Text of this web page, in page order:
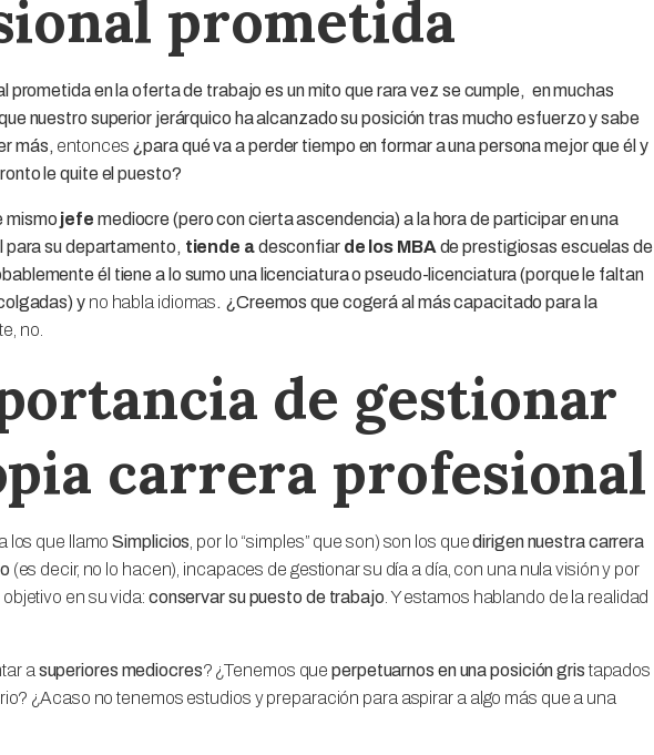
prometida
prometidaen la oferta de trabajo es unmito que rara vez se cumple, en muchas
nuestro superior jerárquico ha alcanzado su posición tras mucho esfuerzo y sabe
más, entonces ¿para qué va a perder tiempo en formar a una persona mejor que él y
le quite el puesto?
mismo jefe mediocre(pero con cierta ascendencia) a la hora de participar en una
para su departamento, tiende adesconfiarde los MBA de prestigiosas escuelas de
él tiene a lo sumo una licenciatura o pseudo-licenciatura (porque le faltan
y no habla idiomas. ¿Creemos que cogerá al más capacitado para la
no.
de gestionar
carrera profesional
los que llamoSimplicios , por lo “simples” que son) son los quedirigen nuestra carrera
(es decir, no lo hacen), incapaces de gestionar su día a día, con una nula visión y por
en su vida: conservar su puesto de trabajo . Y estamos hablando de la realidad
a superiores mediocres? ¿Tenemos queperpetuarnos en una posición gris tapados
¿Acaso no tenemos estudios y preparación para aspirar a algo más que a una